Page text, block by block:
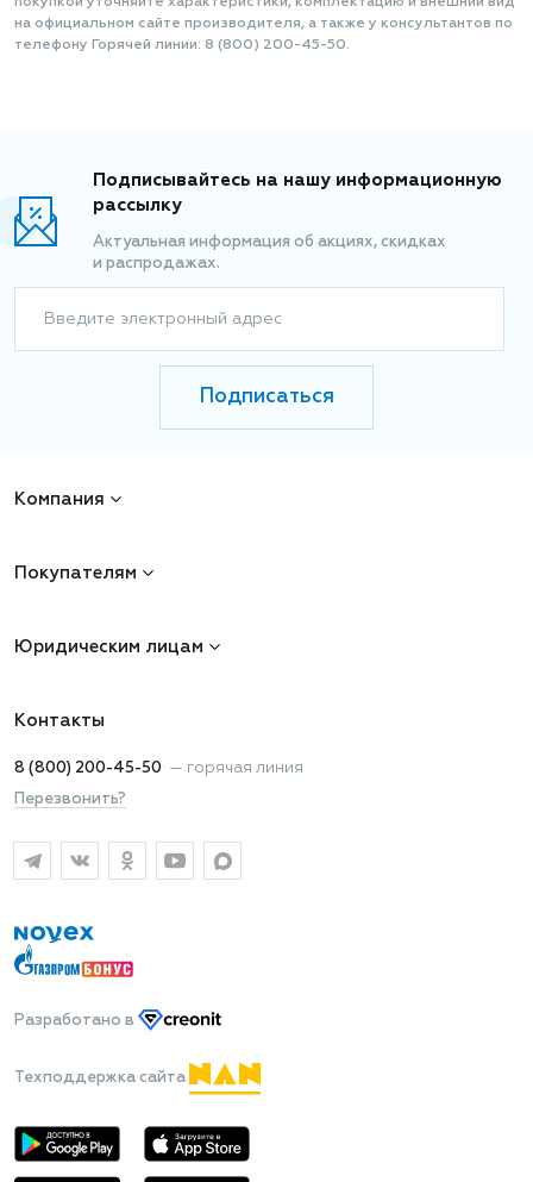
на официальном сайте производителя, а также у консультантов по
телефону Горячей линии: 8 (800) 200-45-50.
Подписывайтесь на нашу информационную
рассылку
Актуальная информация об акциях, скидках
и распродажах.
Введите электронный адрес
Подписаться
Компания
Покупателям
Юридическим лицам
Контакты
8 (800) 200-45-50 — горячая линия
Перезвонить?
Разработано в
Техподдержка сайта